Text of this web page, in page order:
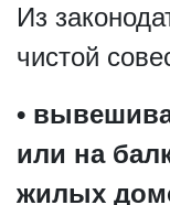
Из
чистой
•
или на
жилых